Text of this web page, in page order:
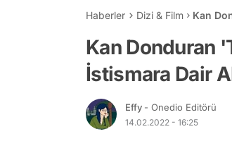
Haberler Dizi & Film
Kan
Kan Donduran
İstismara Dair
Effy - Onedio Editörü
14.02.2022 - 16:25